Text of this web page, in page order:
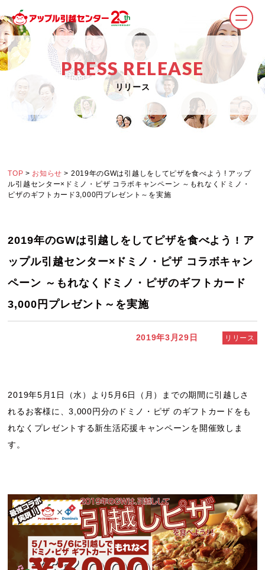
PRESS RELEASE
リリース
TOP > お知らせ > 2019年のGWは引越しをしてピザを食べよう ! アップ
ル引越センター×ドミノ・ピザ コラボキャンペーン ～もれなくドミノ・
ピザのギフトカード3,000円プレゼント～を実施
2019年のGWは引越しをしてピザを食べよう ! ア
ップル引越センター×ドミノ・ピザ コラボキャン
ペーン ～もれなくドミノ・ピザのギフトカード
3,000円プレゼント～を実施
2019年3月29日 リリース
2019年5月1日（水）より5月6日（月）までの期間に引越しさ
れるお客様に、3,000円分のドミノ・ピザ のギフトカードをも
れなくプレゼントする新生活応援キャンペーンを開催致しま
す。